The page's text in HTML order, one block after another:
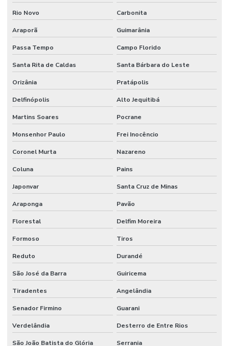
Rio Novo Carbonita
Araporã Guimarânia
Passa Tempo Campo Florido
Santa Rita de Caldas Santa Bárbara do Leste
Orizânia Pratápolis
Delfinópolis Alto Jequitibá
Martins Soares Pocrane
Monsenhor Paulo Frei Inocêncio
Coronel Murta Nazareno
Coluna Pains
Japonvar Santa Cruz de Minas
Araponga Pavão
Florestal Delfim Moreira
Formoso Tiros
Reduto Durandé
São José da Barra Guiricema
Tiradentes Angelândia
Senador Firmino Guarani
Verdelândia Desterro de Entre Rios
São João Batista do Glória Serrania